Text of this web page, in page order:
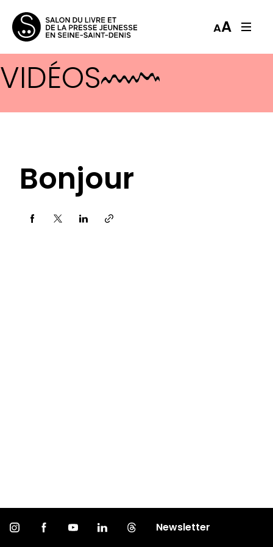
AA
VIDÉOS
Bonjour
Partager via
Newsletter